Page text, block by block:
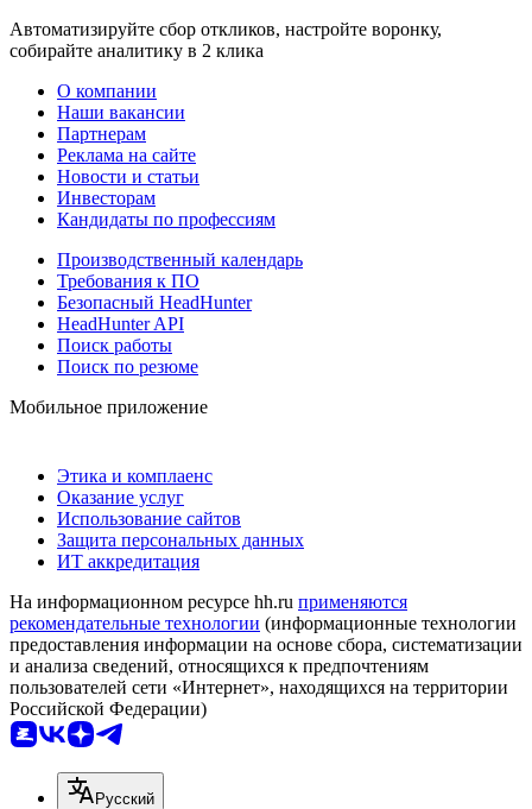
Автоматизируйте сбор откликов, настройте воронку,
собирайте аналитику в 2 клика
О компании
Наши вакансии
Партнерам
Реклама на сайте
Новости и статьи
Инвесторам
Кандидаты по профессиям
Производственный календарь
Требования к ПО
Безопасный HeadHunter
HeadHunter API
Поиск работы
Поиск по резюме
Мобильное приложение
Этика и комплаенс
Оказание услуг
Использование сайтов
Защита персональных данных
ИТ аккредитация
На информационном ресурсе hh.ru применяются
рекомендательные технологии (информационные технологии
предоставления информации на основе сбора, систематизации
и анализа сведений, относящихся к предпочтениям
пользователей сети «Интернет», находящихся на территории
Российской Федерации)
Русский